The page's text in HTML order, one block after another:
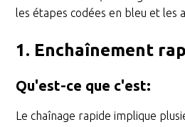
les étapes codées en bleu et les
1. Enchaînement
Qu'est-ce que c'est:
Le chaînage rapide implique